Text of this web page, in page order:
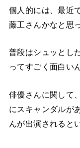
個人的には、最近
藤工さんかなと思
普段はシュッとし
ってすごく面白い
俳優さんに関して
にスキャンダルが
んが出演されると